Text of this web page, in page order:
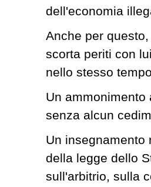
dell'economia
Anche per
scorta periti con
nello stesso
Un
senza alcun
Un insegnamento
della legge dello
sull'arbitrio, sulla